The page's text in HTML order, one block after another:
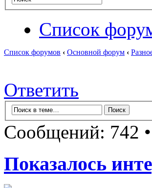
Список
Список форумов ‹ Основной форум ‹
Ответить
Сообщений: 742 •
Показалось